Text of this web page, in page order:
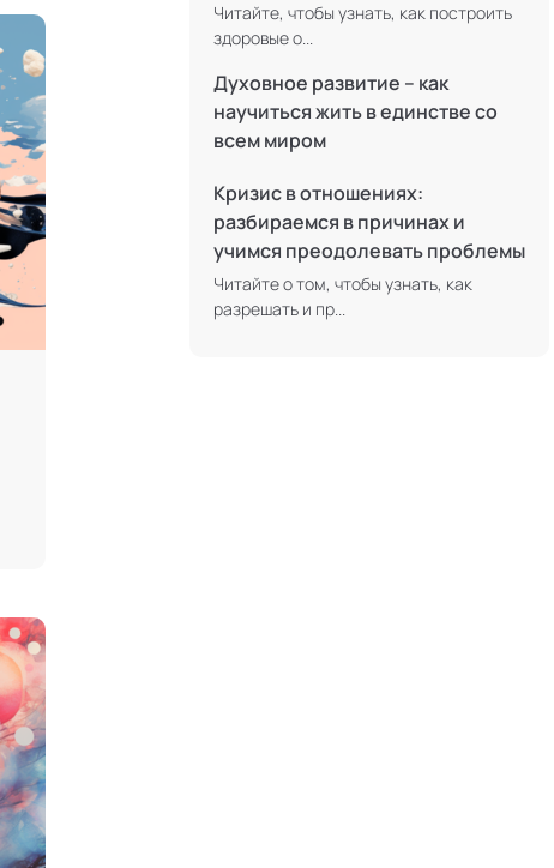
Современная йога
Сторителлинг
Телесные психотехники
Терапия искусствами
Технологии командного менеджмента
Трансперсональная психология
Тьюторство
Читайте, чтобы узнать, как построить
здоровые о...
Духовное развитие – как
научиться жить в единстве со
всем миром
Кризис в отношениях:
разбираемся в причинах и
учимся преодолевать проблемы
Читайте о том, чтобы узнать, как
разрешать и пр...